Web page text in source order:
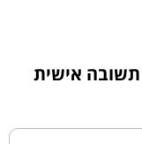
תשובה אישית